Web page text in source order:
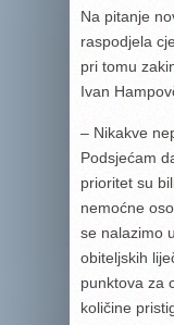
Na pitanje
raspodjela
pri tomu
Ivan
– Nikakve
Podsjećam
prioritet su
nemoćne
se nalazimo
obiteljskih
punktova za
količine